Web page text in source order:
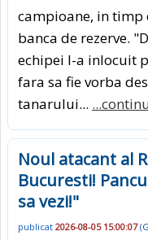
campioane, in timp
banca de rezerve.
echipei l-a inlocuit
fara sa fie vorba
tanarului...
Noul atacant al
Bucuresti!
sa vezi!"
publicat 2026-08-05 15:00:07(